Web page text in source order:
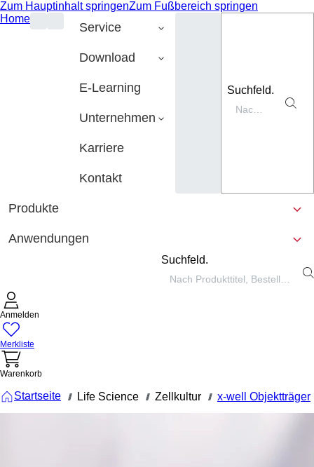
Zum Hauptinhalt springenZum Fußbereich springen
Home
Service
Download
E-Learning
Unternehmen
Karriere
Kontakt
Suchfeld.
Produkte
Anwendungen
Suchfeld.
Anmelden
Merkliste
Warenkorb
Startseite /// Life Science /// Zellkultur /// x-well Objektträger